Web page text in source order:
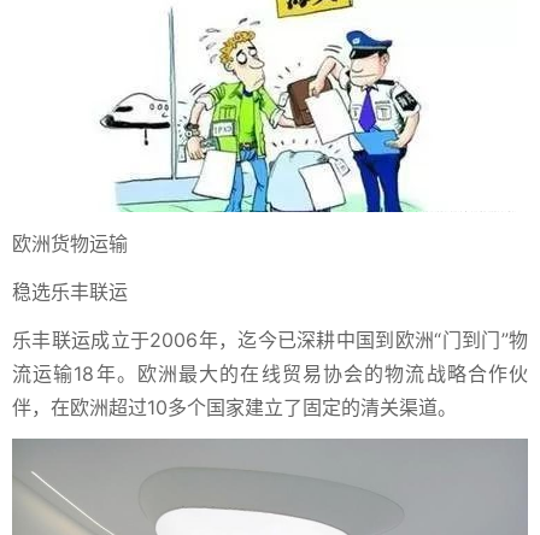
欧洲货物运输
稳选乐丰联运
乐丰联运成立于2006年，迄今已深耕中国到欧洲“门到门”物
流运输18年。欧洲最大的在线贸易协会的物流战略合作伙
伴，在欧洲超过10多个国家建立了固定的清关渠道。